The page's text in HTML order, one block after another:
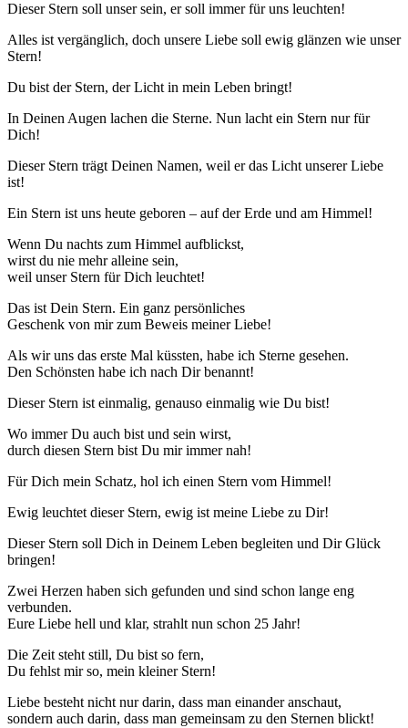
Dieser Stern soll unser sein, er soll immer für uns leuchten!
Alles ist vergänglich, doch unsere Liebe soll ewig glänzen wie unser
Stern!
Du bist der Stern, der Licht in mein Leben bringt!
In Deinen Augen lachen die Sterne. Nun lacht ein Stern nur für
Dich!
Dieser Stern trägt Deinen Namen, weil er das Licht unserer Liebe
ist!
Ein Stern ist uns heute geboren – auf der Erde und am Himmel!
Wenn Du nachts zum Himmel aufblickst,
wirst du nie mehr alleine sein,
weil unser Stern für Dich leuchtet!
Das ist Dein Stern. Ein ganz persönliches
Geschenk von mir zum Beweis meiner Liebe!
Als wir uns das erste Mal küssten, habe ich Sterne gesehen.
Den Schönsten habe ich nach Dir benannt!
Dieser Stern ist einmalig, genauso einmalig wie Du bist!
Wo immer Du auch bist und sein wirst,
durch diesen Stern bist Du mir immer nah!
Für Dich mein Schatz, hol ich einen Stern vom Himmel!
Ewig leuchtet dieser Stern, ewig ist meine Liebe zu Dir!
Dieser Stern soll Dich in Deinem Leben begleiten und Dir Glück
bringen!
Zwei Herzen haben sich gefunden und sind schon lange eng
verbunden.
Eure Liebe hell und klar, strahlt nun schon 25 Jahr!
Die Zeit steht still, Du bist so fern,
Du fehlst mir so, mein kleiner Stern!
Liebe besteht nicht nur darin, dass man einander anschaut,
sondern auch darin, dass man gemeinsam zu den Sternen blickt!